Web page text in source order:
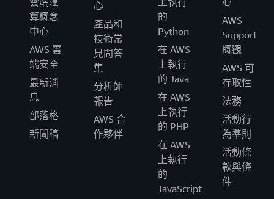
算概念
中心
AWS 雲
端安全
最新消
息
部落格
新聞稿
心
產品和
技術常
見問答
集
分析師
報告
AWS 合
作夥伴
的
Python
在 AWS
上執行
的 Java
在 AWS
上執行
的 PHP
在 AWS
上執行
的
JavaScript
AWS
Support
概觀
AWS 可
存取性
法務
活動行
為準則
活動條
款與條
件